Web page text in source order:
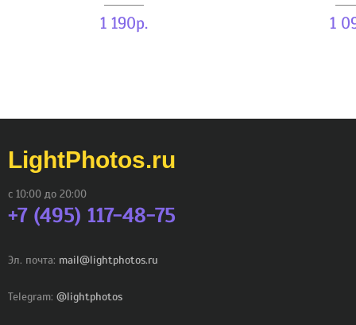
1 190р. 1
LightPhotos.ru
с 10:00 до 20:00
+7 (495) 117-48-75
Эл. почта: mail@lightphotos.ru
Telegram: @lightphotos